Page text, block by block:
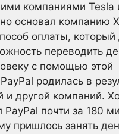
компаниями Tesla
основал компанию
оплаты, который
переводить
с помощью этой
родилась в
и другой компаний.
почти за 180
пришлось занять